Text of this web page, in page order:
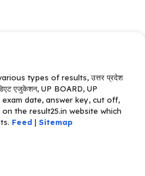
types of results, उत्तर प्रदेश
एजुकेशन, UP BOARD, UP
exam date, answer key, cut off,
the result25.in website which
Feed | Sitemap